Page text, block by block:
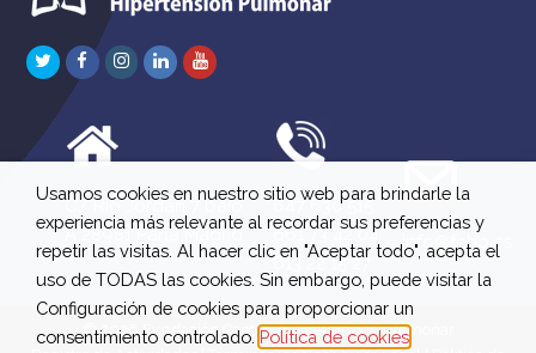
TwitterFacebook
Instagram
LinkedInYoutube
C/ Río Jordán 7 bajo
A 28981 Parla Madrid
647 630 515
661 73 42 04
613 22 15 27
info@fchp.es
© 2026 Fundación Contra la Hipertensión Pulmonar
Usamos cookies en nuestro sitio web para brindarle la
experiencia más relevante al recordar sus preferencias y
repetir las visitas. Al hacer clic en "Aceptar todo", acepta el
uso de TODAS las cookies. Sin embargo, puede visitar la
Configuración de cookies para proporcionar un
consentimiento controlado. Política de cookies